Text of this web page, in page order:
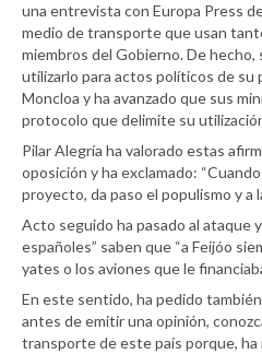
una entrevista con Europa Press
medio de transporte que usan
miembros del Gobierno. De hecho,
utilizarlo para actos políticos de su
Moncloa y ha avanzado que sus
protocolo que delimite su
Pilar Alegría ha valorado estas
oposición y ha exclamado:
proyecto, da paso el populismo y a
Acto seguido ha pasado al ataque
españoles” saben que “a Feijóo
yates o los aviones que le
En este sentido, ha pedido
antes de emitir una opinión,
transporte de este país porque,